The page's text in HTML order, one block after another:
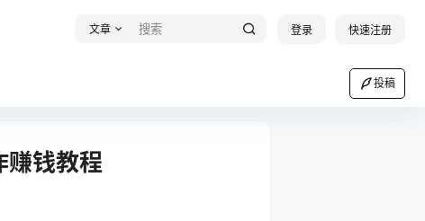
文章 登录 快速注册
投稿
赚钱教程